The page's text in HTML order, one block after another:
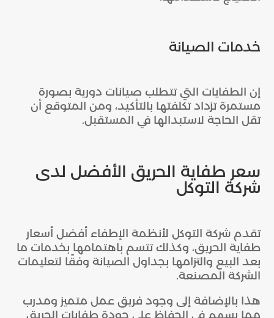
خدمات الصيانة
إن الطفايات التي تتطلب صيانات دورية بصورة
مستمرة تزداد تكلفتها بالتأكيد، ومن المتوقع أن
تقل الحاجة لاستبدالها في المستقبل.
سعر طفاية الحريق الأفضل لدى
شركة التوكل
تقدم شركة التوكل لأنظمة الإطفاء أفضل أسعار
طفاية الحريق، وكذلك تتسم باهتمامها بخدمات ما
بعد البيع والتزامها بجداول الصيانة وفقًا لتعليمات
الشركة المصنعة.
هذا بالإضافة إلى وجود فريق عمل متميز ومدرب
مما يسهم في الحفاظ على جودة طفايات الحريق